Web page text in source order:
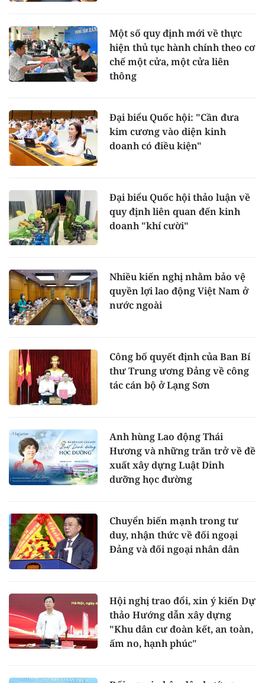
Một số quy định mới về thực
hiện thủ tục hành chính theo cơ
chế một cửa, một cửa liên
thông
Đại biểu Quốc hội: "Cần đưa
kim cương vào diện kinh
doanh có điều kiện"
Đại biểu Quốc hội thảo luận về
quy định liên quan đến kinh
doanh "khí cười"
Nhiều kiến nghị nhằm bảo vệ
quyền lợi lao động Việt Nam ở
nước ngoài
Công bố quyết định của Ban Bí
thư Trung ương Đảng về công
tác cán bộ ở Lạng Sơn
Anh hùng Lao động Thái
Hương và những trăn trở về đề
xuất xây dựng Luật Dinh
dưỡng học đường
Chuyển biến mạnh trong tư
duy, nhận thức về đối ngoại
Đảng và đối ngoại nhân dân
Hội nghị trao đổi, xin ý kiến Dự
thảo Hướng dẫn xây dựng
"Khu dân cư đoàn kết, an toàn,
ấm no, hạnh phúc"